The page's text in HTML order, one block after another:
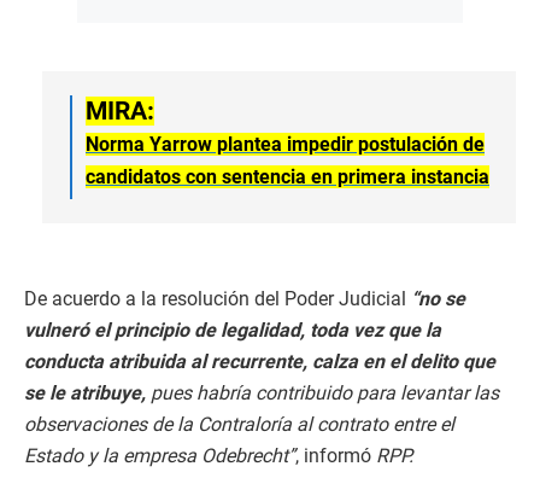
MIRA:
Norma Yarrow plantea impedir postulación de
candidatos con sentencia en primera instancia
De acuerdo a la resolución del Poder Judicial
“no se
vulneró el principio de legalidad, toda vez que la
conducta atribuida al recurrente, calza en el delito que
se le atribuye, pues habría contribuido para levantar las
observaciones de la Contraloría al contrato entre el
Estado y la empresa Odebrecht”, informó RPP.